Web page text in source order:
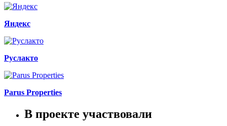
Яндекс
Руслакто
Parus Properties
В проекте участвовали